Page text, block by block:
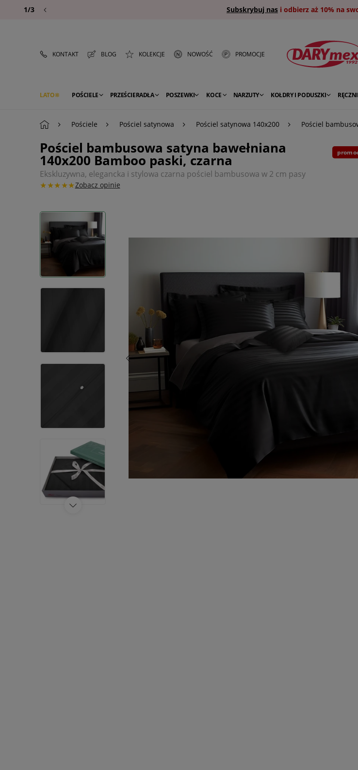
Subskrybuj nas i odbierz aż 10% na
1/3
KONTAKT BLOG KOLEKCJE NOWOŚĆ
PROMOCJE
LATO POŚCIELE PRZEŚCIERADŁA POSZEWKI KOCE NARZUTY KOŁDRY I PODUSZKI
Pościele Pościel satynowa Pościel satynowa 140x200 Pościel
Pościel bambusowa satyna bawełniana
140x200 Bamboo paski, czarna
Ekskluzywna, elegancka i stylowa czarna pościel bambusowa w 2 cm pasy
★★★★★Zobacz opinie